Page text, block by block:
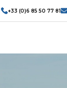
+33 (0)6 85 50 77 81